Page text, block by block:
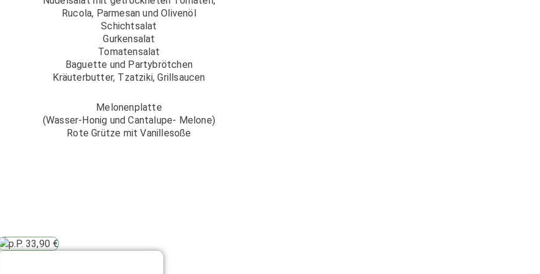
Rucola, Parmesan und Olivenöl
Schichtsalat
Gurkensalat
Tomatensalat
Baguette und Partybrötchen
Kräuterbutter, Tzatziki, Grillsaucen
Melonenplatte
(Wasser-Honig und Cantalupe- Melone)
Rote Grütze mit Vanillesoße